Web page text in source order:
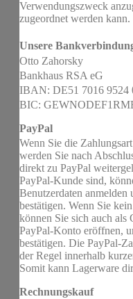
Verwendungszweck
zugeordnet werden kann.
Unsere
Otto Zahorsky
Bankhaus RSA eG
IBAN: DE51 7016 9524
BIC:
PayPal
Wenn Sie die
werden Sie nach
direkt zu PayPal
PayPal-Kunde sind,
Benutzerdaten anmelden
bestätigen. Wenn Sie
können Sie sich auch als
PayPal-Konto eröffnen,
bestätigen. Die PayPal-
der Regel innerhalb
Somit kann Lagerware
Rechnungskauf